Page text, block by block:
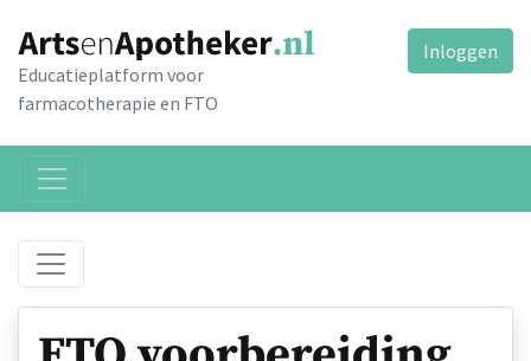
Educatieplatform voor
farmacotherapie en FTO
Inloggen